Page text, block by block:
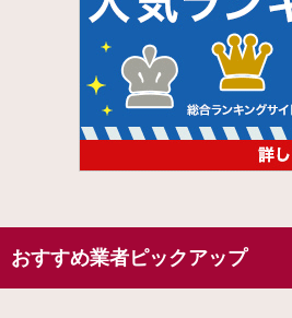
おすすめ業者ピックアップ